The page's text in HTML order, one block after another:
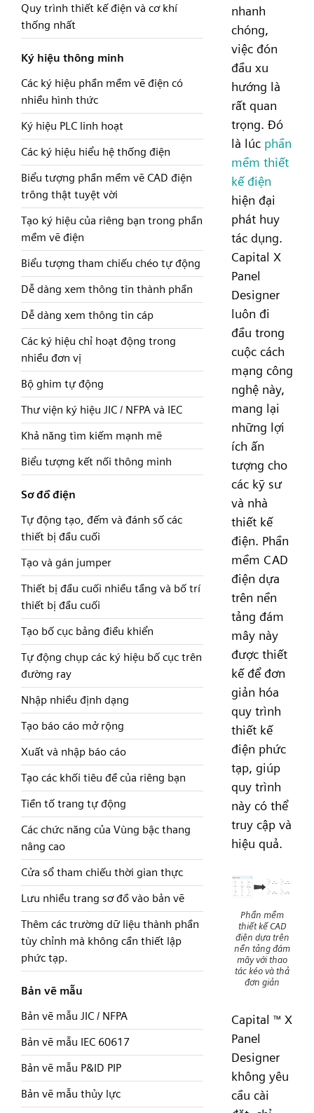
Quy trình thiết kế điện và cơ khí
thống nhất
Ký hiệu thông minh
Các ký hiệu phần mềm vẽ điện có
nhiều hình thức
Ký hiệu PLC linh hoạt
Các ký hiệu hiểu hệ thống điện
Biểu tượng phần mềm vẽ CAD điện
trông thật tuyệt vời
Tạo ký hiệu của riêng bạn trong phần
mềm vẽ điện
Biểu tượng tham chiếu chéo tự động
Dễ dàng xem thông tin thành phần
Dễ dàng xem thông tin cáp
Các ký hiệu chỉ hoạt động trong
nhiều đơn vị
Bộ ghim tự động
Thư viện ký hiệu JIC / NFPA và IEC
Khả năng tìm kiếm mạnh mẽ
Biểu tượng kết nối thông minh
Sơ đồ điện
Tự động tạo, đếm và đánh số các
thiết bị đầu cuối
Tạo và gán jumper
Thiết bị đầu cuối nhiều tầng và bố trí
thiết bị đầu cuối
Tạo bố cục bảng điều khiển
Tự động chụp các ký hiệu bố cục trên
đường ray
Nhập nhiều định dạng
Tạo báo cáo mở rộng
Xuất và nhập báo cáo
Tạo các khối tiêu đề của riêng bạn
Tiền tố trang tự động
Các chức năng của Vùng bậc thang
nâng cao
Cửa sổ tham chiếu thời gian thực
Lưu nhiều trang sơ đồ vào bản vẽ
Thêm các trường dữ liệu thành phần
tùy chỉnh mà không cần thiết lập
phức tạp.
Bản vẽ mẫu
Bản vẽ mẫu JIC / NFPA
Bản vẽ mẫu IEC 60617
Bản vẽ mẫu P&ID PIP
Bản vẽ mẫu thủy lực
nhanh
chóng,
việc đón
đầu xu
hướng là
rất quan
trọng. Đó
là lúc phần
mềm thiết
kế điện
hiện đại
phát huy
tác dụng.
Capital X
Panel
Designer
luôn đi
đầu trong
cuộc cách
mạng công
nghệ này,
mang lại
những lợi
ích ấn
tượng cho
các kỹ sư
và nhà
thiết kế
điện. Phần
mềm CAD
điện dựa
trên nền
tảng đám
mây này
được thiết
kế để đơn
giản hóa
quy trình
thiết kế
điện phức
tạp, giúp
quy trình
này có thể
truy cập và
hiệu quả.
Phần mềm
thiết kế CAD
điện dựa trên
nền tảng đám
mây với thao
tác kéo và thả
đơn giản
Capital ™ X
Panel
Designer
không yêu
cầu cài